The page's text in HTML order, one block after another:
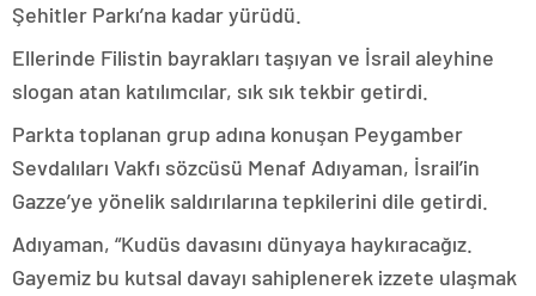
Şehitler Parkı’na kadar yürüdü.
Ellerinde Filistin bayrakları taşıyan ve İsrail aleyhine
slogan atan katılımcılar, sık sık tekbir getirdi.
Parkta toplanan grup adına konuşan Peygamber
Sevdalıları Vakfı sözcüsü Menaf Adıyaman, İsrail’in
Gazze’ye yönelik saldırılarına tepkilerini dile getirdi.
Adıyaman, “Kudüs davasını dünyaya haykıracağız.
Gayemiz bu kutsal davayı sahiplenerek izzete ulaşmak